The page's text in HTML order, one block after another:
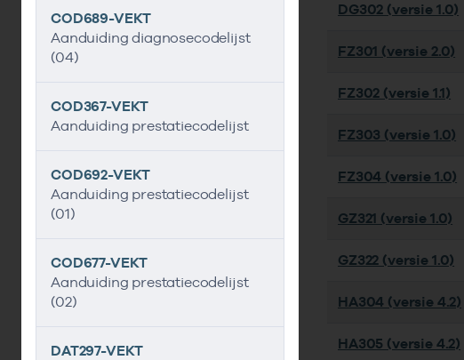
COD689-VEKT
Aanduiding diagnosecodelijst
(04)
COD367-VEKT
Aanduiding prestatiecodelijst
COD692-VEKT
Aanduiding prestatiecodelijst
(01)
COD677-VEKT
Aanduiding prestatiecodelijst
(02)
DAT297-VEKT
DG302 (versie 1.0)
FZ301 (versie 2.0)
FZ302 (versie 1.1)
FZ303 (versie 1.0)
FZ304 (versie 1.0)
GZ321 (versie 1.0)
GZ322 (versie 1.0)
HA304 (versie 4.2)
HA305 (versie 4.2)